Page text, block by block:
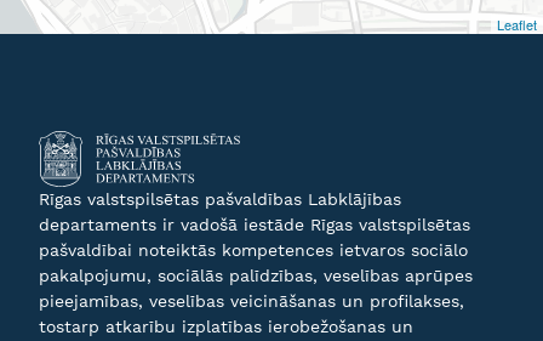
Leaflet
Rīgas valstspilsētas pašvaldības Labklājības
departaments ir vadošā iestāde Rīgas valstspilsētas
pašvaldībai noteiktās kompetences ietvaros sociālo
pakalpojumu, sociālās palīdzības, veselības aprūpes
pieejamības, veselības veicināšanas un profilakses,
tostarp atkarību izplatības ierobežošanas un